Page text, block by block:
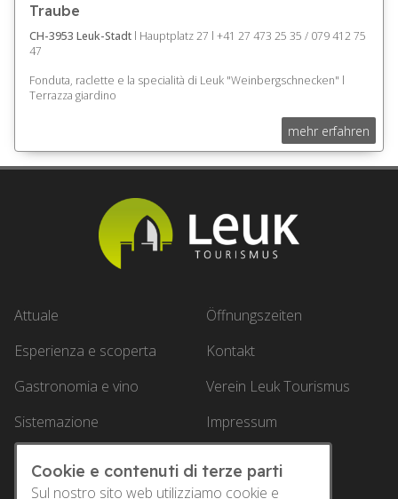
Traube
CH-3953 Leuk-Stadt l Hauptplatz 27 l +41 27 473 25 35 / 079 412 75
47
Fonduta, raclette e la specialità di Leuk "Weinbergschnecken" l
Terrazza giardino
mehr erfahren
Attuale
Esperienza e scoperta
Gastronomia e vino
Sistemazione
Service
Öffnungszeiten
Kontakt
Verein Leuk Tourismus
Impressum
Cookie e contenuti di terze parti
Sul nostro sito web utilizziamo cookie e